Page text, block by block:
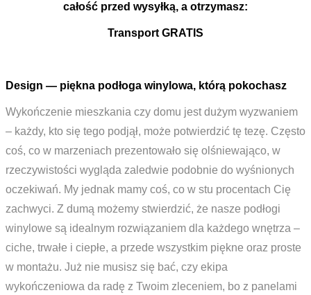
całość przed wysyłką, a otrzymasz:
Transport GRATIS
Design — piękna podłoga winylowa, którą pokochasz
Wykończenie mieszkania czy domu jest dużym wyzwaniem
– każdy, kto się tego podjął, może potwierdzić tę tezę. Często
coś, co w marzeniach prezentowało się olśniewająco, w
rzeczywistości wygląda zaledwie podobnie do wyśnionych
oczekiwań. My jednak mamy coś, co w stu procentach Cię
zachwyci. Z dumą możemy stwierdzić, że nasze podłogi
winylowe są idealnym rozwiązaniem dla każdego wnętrza –
ciche, trwałe i ciepłe, a przede wszystkim piękne oraz proste
w montażu. Już nie musisz się bać, czy ekipa
wykończeniowa da radę z Twoim zleceniem, bo z panelami